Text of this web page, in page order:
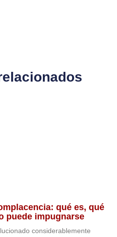
qué es, qué
puede impugnarse
considerablemente